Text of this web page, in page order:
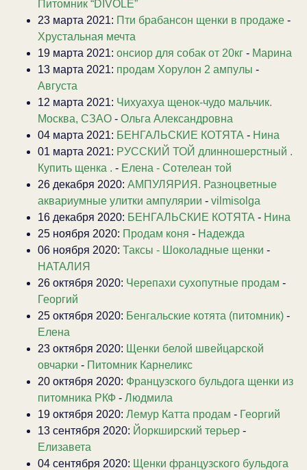
Питомник “DIVOLE”
23 марта 2021: Пти брабансон щенки в продаже -
Хрустальная мечта
19 марта 2021: онсиор для собак от 20кг - Марина
13 марта 2021: продам Хорулон 2 ампулы -
Августа
12 марта 2021: Чихуахуа щенок-чудо мальчик.
Москва, СЗАО - Ольга Александровна
04 марта 2021: БЕНГАЛЬСКИЕ КОТЯТА - Нина
01 марта 2021: РУССКИЙ ТОЙ длинношерстный .
Купить щенка . - Елена - Сотелеан той
26 декабря 2020: АМПУЛЯРИЯ. Разноцветные
аквариумные улитки ампулярии - vilmisolga
16 декабря 2020: БЕНГАЛЬСКИЕ КОТЯТА - Нина
25 ноября 2020: Продам коня - Надежда
06 ноября 2020: Таксы - Шоколадные щенки -
НАТАЛИЯ
26 октября 2020: Черепахи сухопутные продам -
Георгий
25 октября 2020: Бенгальские котята (питомник) -
Елена
23 октября 2020: Щенки белой швейцарской
овчарки - Питомник Карнеликс
20 октября 2020: Французского бульдога щенки из
питомника РКФ - Людмила
19 октября 2020: Лемур Катта продам - Георгий
13 сентября 2020: Йоркширский терьер -
Елизавета
04 сентября 2020: Щенки французского бульдога